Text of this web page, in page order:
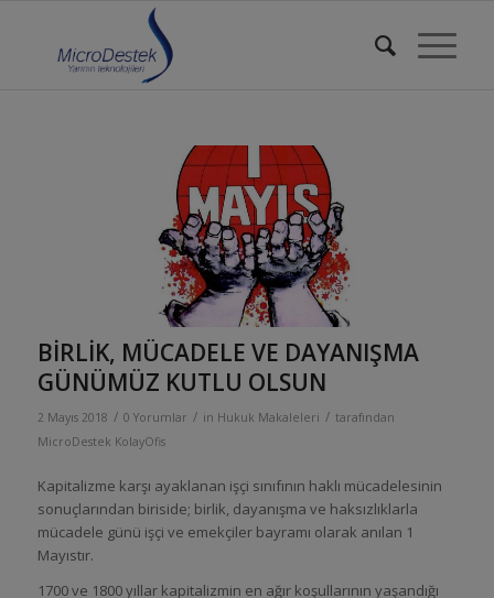
BİRLİK, MÜCADELE VE DAYANIŞMA
GÜNÜMÜZ KUTLU OLSUN
2 Mayıs 2018 / 0 Yorumlar / in Hukuk Makaleleri / tarafından
MicroDestek KolayOfis
Kapitalizme karşı ayaklanan işçi sınıfının haklı mücadelesinin
sonuçlarından biriside; birlik, dayanışma ve haksızlıklarla
mücadele günü işçi ve emekçiler bayramı olarak anılan 1
Mayıstır.
1700 ve 1800 yıllar kapitalizmin en ağır koşullarının yaşandığı